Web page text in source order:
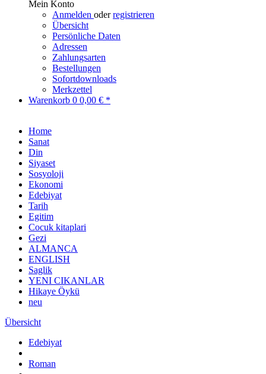
Mein Konto
Anmelden oderregistrieren
Übersicht
Persönliche Daten
Adressen
Zahlungsarten
Bestellungen
Sofortdownloads
Merkzettel
Warenkorb 0 0,00 € *
Home
Sanat
Din
Siyaset
Sosyoloji
Ekonomi
Edebiyat
Tarih
Egitim
Cocuk kitaplari
Gezi
ALMANCA
ENGLISH
Saglik
YENI CIKANLAR
Hikaye Öykü
neu
Übersicht
Edebiyat
Roman